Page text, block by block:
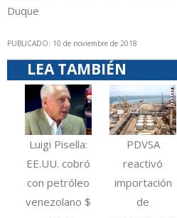
Duque
PUBLICADO: 10 de noviembre de 2018
LEA TAMBIÉN
Luigi Pisella:
EE.UU. cobró
con petróleo
venezolano $
PDVSA
reactivó
importación
de